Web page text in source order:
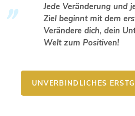
Jede Veränderung und
Ziel beginnt mit dem
Verändere dich, dein
Welt zum Positiven!
UNVERBINDLICHES